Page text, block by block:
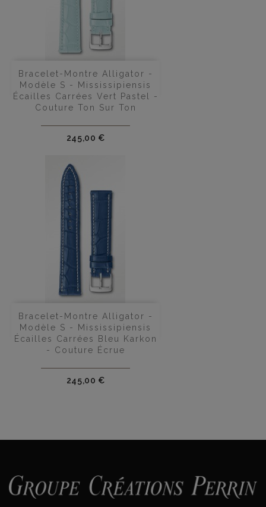
Bracelet-Montre Alligator -
Modèle S - Mississipiensis
Écailles Carrées Vert Pastel -
Couture Ton Sur Ton
Prix
245,00 €
Bracelet-Montre Alligator -
Modèle S - Mississipiensis
Écailles Carrées Bleu Karkon
- Couture Écrue
Prix
245,00 €